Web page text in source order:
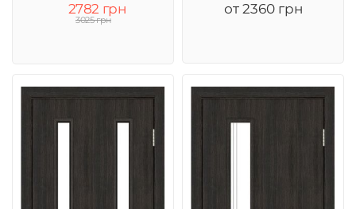
2782 грн
3025 грн
от 2360 грн